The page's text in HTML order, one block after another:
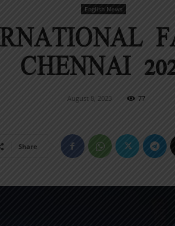
English News
CHENNAI
August 8, 2023 77
Share